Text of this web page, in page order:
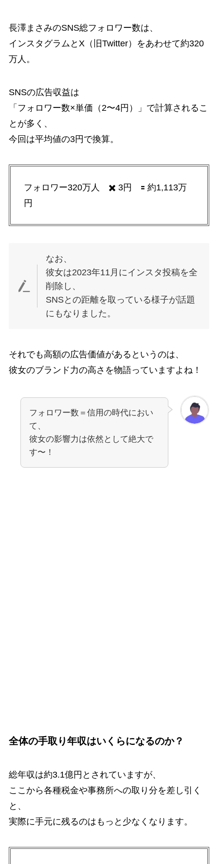
長澤まさみのSNS総フォロワー数は、
インスタグラムとX（旧Twitter）をあわせて約320
万人。
SNSの広告収益は
「フォロワー数×単価（2〜4円）」で計算されるこ
とが多く、
今回は平均値の3円で換算。
フォロワー320万人 ✖️ 3円 🟰 約1,113万
円
なお、
彼女は2023年11月にインスタ投稿を全
削除し、
SNSとの距離を取っている様子が話題
にもなりました。
それでも高額の広告価値があるというのは、
彼女のブランド力の高さを物語っていますよね！
フォロワー数＝信用の時代におい
て、
彼女の影響力は依然として絶大で
す〜！
全体の手取り年収はいくらになるのか？
総年収は約3.1億円とされていますが、
ここから各種税金や事務所への取り分を差し引く
と、
実際に手元に残るのはもっと少なくなります。